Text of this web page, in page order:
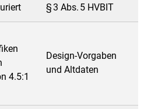
§ 3 Abs. 5 HVBIT
4.5:1
Design-Vorgaben
und Altdaten